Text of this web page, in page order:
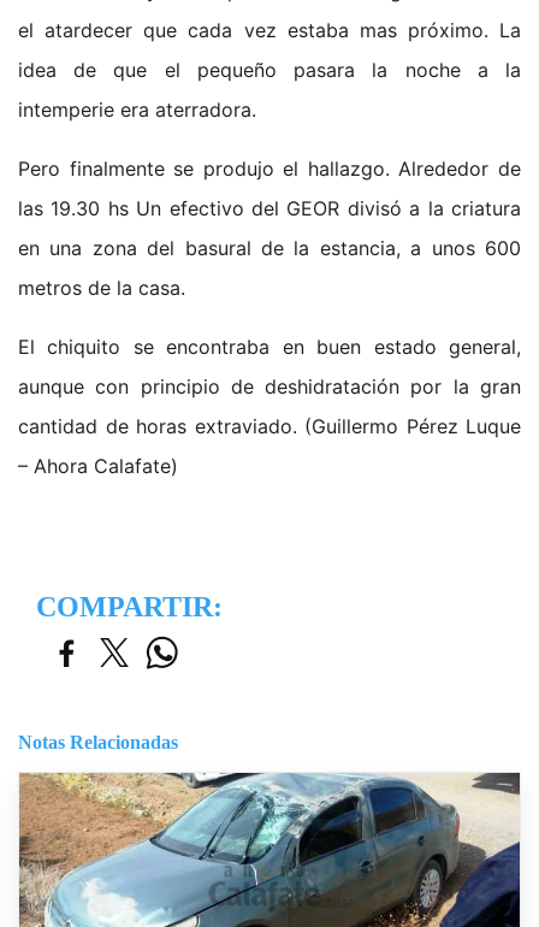
el atardecer que cada vez estaba mas próximo. La
idea de que el pequeño pasara la noche a la
intemperie era aterradora.
Pero finalmente se produjo el hallazgo. Alrededor de
las 19.30 hs Un efectivo del GEOR divisó a la criatura
en una zona del basural de la estancia, a unos 600
metros de la casa.
El chiquito se encontraba en buen estado general,
aunque con principio de deshidratación por la gran
cantidad de horas extraviado. (Guillermo Pérez Luque
– Ahora Calafate)
COMPARTIR:
Notas Relacionadas